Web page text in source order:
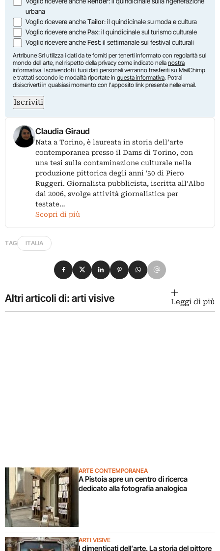
urbana
Voglio ricevere ancheTailor: il quindicinale su moda e cultura
Voglio ricevere anchePax: il quindicinale sul turismo culturale
Voglio ricevere ancheFest: il settimanale sui festival culturali
Artribune Srl utilizza i dati da te forniti per tenerti informato con regolarità sul
mondo dell'arte, nel rispetto della privacy come indicato nella nostra
informativa. Iscrivendoti i tuoi dati personali verranno trasferiti su MailChimp
e trattati secondo le modalità riportate in questa informativa. Potrai
disiscriverti in qualsiasi momento con l'apposito link presente nelle email.
Iscriviti
Claudia Giraud
Nata a Torino, è laureata in storia dell’arte
contemporanea presso il Dams di Torino, con
una tesi sulla contaminazione culturale nella
produzione pittorica degli anni '50 di Piero
Ruggeri. Giornalista pubblicista, iscritta all’Albo
dal 2006, svolge attività giornalistica per
testate…
Scopri di più
TAG ITALIA
Condividi su Facebook
Condividi su X
Condividi su LinkedIn
Condividi su Pinterest
Condividi su WhatsApp
Condividi su Email
Altri articoli di: arti visive Leggi di più
ARTE CONTEMPORANEA
A Pistoia apre un centro di ricerca
dedicato alla fotografia analogica
ARTI VISIVE
I dimenticati dell’arte. La storia del pittore